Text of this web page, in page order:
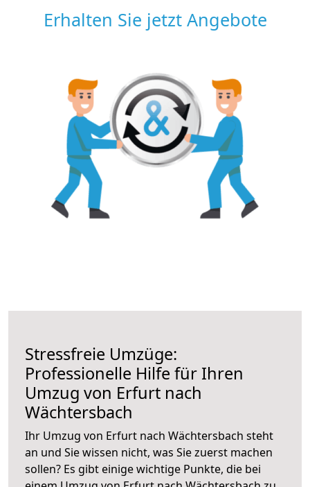
Erhalten Sie jetzt Angebote
Stressfreie Umzüge:
Professionelle Hilfe für Ihren
Umzug von Erfurt nach
Wächtersbach
Ihr Umzug von Erfurt nach Wächtersbach steht
an und Sie wissen nicht, was Sie zuerst machen
sollen? Es gibt einige wichtige Punkte, die bei